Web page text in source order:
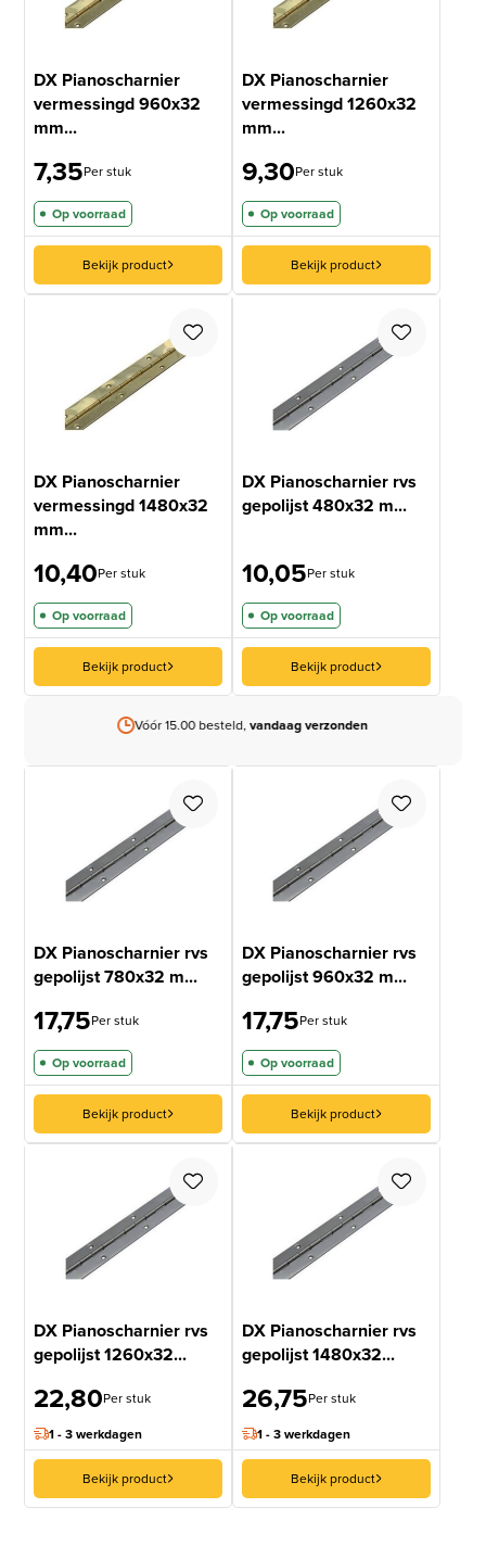
DX Pianoscharnier
vermessingd 960x32
mm...
7,35Per stuk
Op voorraad
Bekijk product
DX Pianoscharnier
vermessingd 1260x32
mm...
9,30Per stuk
Op voorraad
Bekijk product
DX Pianoscharnier
vermessingd 1480x32
mm...
10,40Per stuk
Op voorraad
Bekijk product
DX Pianoscharnier rvs
gepolijst 480x32 m...
10,05Per stuk
Op voorraad
Bekijk product
Vóór 15.00 besteld,vandaag verzonden
DX Pianoscharnier rvs
gepolijst 780x32 m...
17,75Per stuk
Op voorraad
Bekijk product
DX Pianoscharnier rvs
gepolijst 960x32 m...
17,75Per stuk
Op voorraad
Bekijk product
DX Pianoscharnier rvs
gepolijst 1260x32...
22,80Per stuk
1 - 3 werkdagen
Bekijk product
DX Pianoscharnier rvs
gepolijst 1480x32...
26,75Per stuk
1 - 3 werkdagen
Bekijk product